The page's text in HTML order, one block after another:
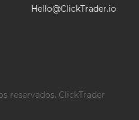
Hello@ClickTrader.io
reservados. ClickTrader